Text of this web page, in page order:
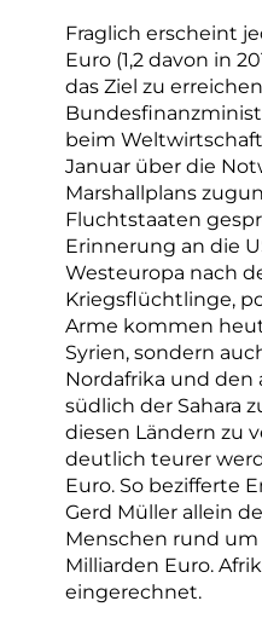
Fraglich erscheint
Euro (1,2 davon in
das Ziel zu
beim
Januar über die
Marshallplans
Fluchtstaaten
Erinnerung an die
Westeuropa nach
Kriegsflüchtlinge,
Arme kommen
Syrien, sondern
Nordafrika und den
südlich der Sahara
diesen Ländern zu
deutlich teurer
Euro. So bezifferte
Gerd Müller allein
Menschen rund um
Milliarden Euro.
eingerechnet.